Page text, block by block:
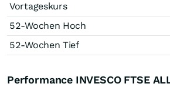
Vortageskurs
52-Wochen Hoch
52-Wochen Tief
Performance INVESCO FTSE